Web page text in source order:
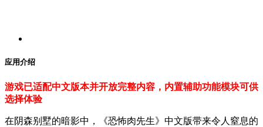
应用介绍
游戏已适配中文版本并开放完整内容，内置辅助功能模块可供
选择体验
在阴森别墅的暗影中，《恐怖肉先生》中文版带来令人窒息的